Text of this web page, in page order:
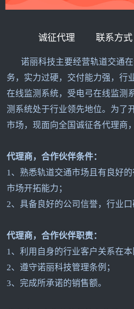
诚征代理 联系方式
诺丽科技主要经营轨道交通在
务，实力过硬，交付能力强，行
在线监测系统，受电弓在线监测
测系统处于行业领先地位。为了
市场，现面向全国诚征各代理商
代理商，合作伙伴条件：
1、熟悉轨道交通市场且有良好
市场开拓能力；
2、具备良好的公司信誉，行业口
代理商，合作伙伴职责：
1、利用自身的行业客户关系在本
2、遵守诺丽科技管理条例；
3、完成所承诺的销售额。